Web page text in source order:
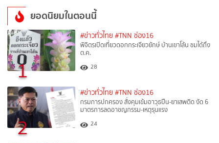
ยอดนิยมในตอนนี้
1
#ข่าวทั่วไทย #TNN ช่อง16
พิจิตรเปิดเที่ยวดอกกระเจียวยักษ์ บ้านเขาโล้น ชมได้ถึง
ต.ค.
28
2
#ข่าวทั่วไทย #TNN ช่อง16
กรมการปกครอง สั่งคุมเข้มอาวุธปืน-ยาเสพติด งัด 6
มาตรการลดอาชญกรรม-เหตุรุนแรง
24